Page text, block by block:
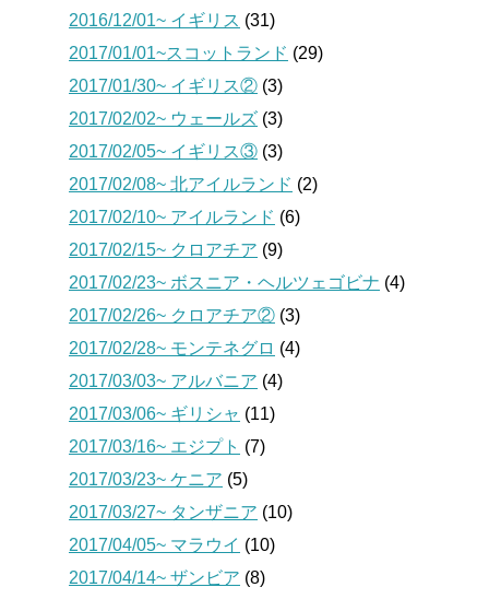
2016/12/01~ イギリス (31)
2017/01/01~スコットランド (29)
2017/01/30~ イギリス② (3)
2017/02/02~ ウェールズ (3)
2017/02/05~ イギリス③ (3)
2017/02/08~ 北アイルランド (2)
2017/02/10~ アイルランド (6)
2017/02/15~ クロアチア (9)
2017/02/23~ ボスニア・ヘルツェゴビナ (4)
2017/02/26~ クロアチア② (3)
2017/02/28~ モンテネグロ (4)
2017/03/03~ アルバニア (4)
2017/03/06~ ギリシャ (11)
2017/03/16~ エジプト (7)
2017/03/23~ ケニア (5)
2017/03/27~ タンザニア (10)
2017/04/05~ マラウイ (10)
2017/04/14~ ザンビア (8)